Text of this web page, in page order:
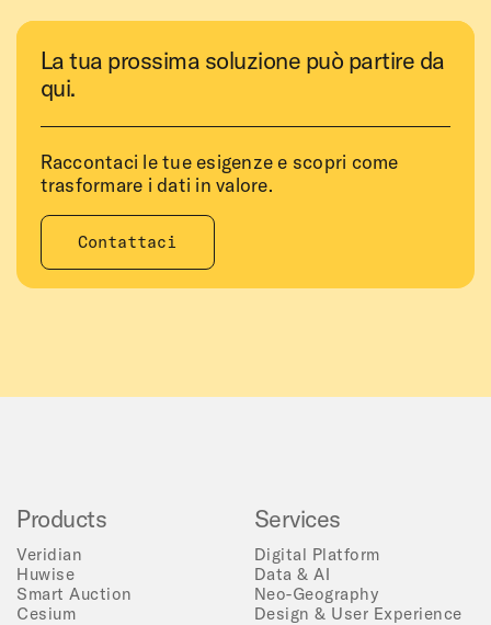
La tua prossima soluzione può partire da
qui.
Raccontaci le tue esigenze e scopri come
trasformare i dati in valore.
Contattaci
Products
Veridian
Huwise
Smart Auction
Cesium
Services
Digital Platform
Data & AI
Neo-Geography
Design & User Experience